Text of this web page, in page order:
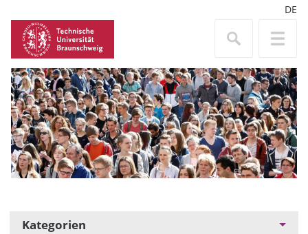
DE
Kategorien